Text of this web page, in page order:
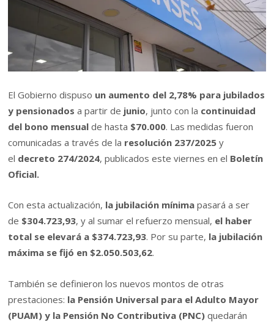
El Gobierno dispuso un aumento del 2,78% para jubilados
y pensionados a partir de junio, junto con la continuidad
del bono mensualde hasta $70.000. Las medidas fueron
comunicadas a través de la resolución 237/2025y
el decreto 274/2024, publicados este viernes en el Boletín
Oficial.
Con esta actualización, la jubilación mínimapasará a ser
de $304.723,93, y al sumar el refuerzo mensual, el haber
total se elevará a $374.723,93. Por su parte, la jubilación
máxima se fijó en $2.050.503,62.
También se definieron los nuevos montos de otras
prestaciones: la Pensión Universal para el Adulto Mayor
(PUAM) y la Pensión No Contributiva (PNC) quedarán